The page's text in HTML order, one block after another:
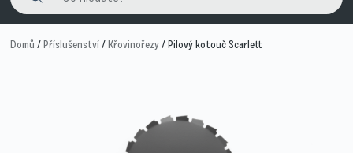
Domů /Příslušenství/Křovinořezy/ Pilový kotouč Scarlett